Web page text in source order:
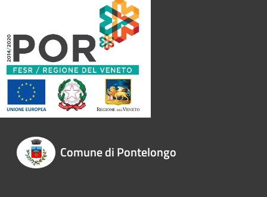
Comune di Pontelongo